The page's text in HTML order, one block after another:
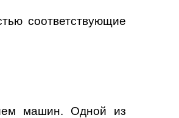
соответствующие
машин. Одной из